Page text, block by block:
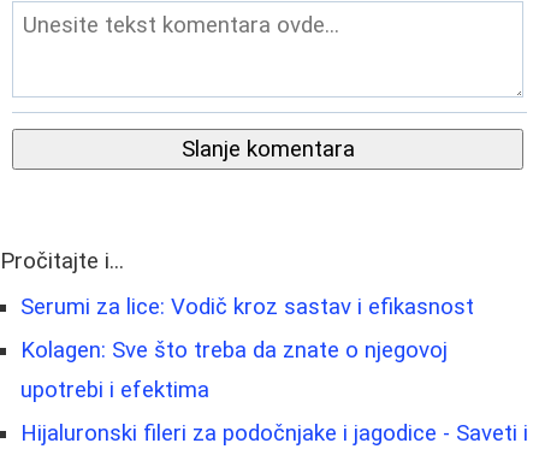
Slanje komentara
Pročitajte i...
Serumi za lice: Vodič kroz sastav i efikasnost
Kolagen: Sve što treba da znate o njegovoj
upotrebi i efektima
Hijaluronski fileri za podočnjake i jagodice - Saveti i